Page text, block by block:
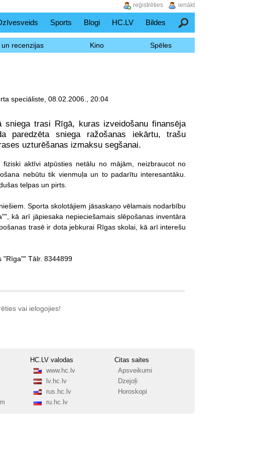
Sports Blogi HC.LV Bildes Meklēšana
un recenzijas Kino Spēles
speciāliste, 08.02.2006., 20:04
trasi Rīgā, kuras izveidošanu finansēja
sniega ražošanas iekārtu, trašu
uzturēšanas izmaksu segšanai.
aktīvi atpūsties netālu no mājām, neizbraucot no
nebūtu tik vienmuļa un to padarītu interesantāku.
telpas un pirts.
Sporta skolotājiem jāsaskaņo vēlamais nodarbību
kā arī jāpiesaka nepieciešamais slēpošanas inventāra
trasē ir dota jebkurai Rīgas skolai, kā arī interešu
"Rīga"" Tālr. 8344899
vai ielogojies!
HC.LV valodas
www.hc.lv
lv.hc.lv
rus.hc.lv
ru.hc.lv
Citas saites
Apsveikumi
Dzejoļi
Horoskopi
ienākt
reģistrēties